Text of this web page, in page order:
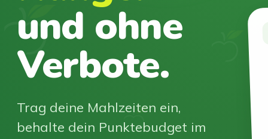
und ohne
Verbote.
Trag deine Mahlzeiten ein,
behalte dein Punktebudget im